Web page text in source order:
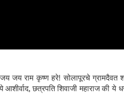
जय जय राम कृष्ण हरे! सोलापूरचे ग्रामदैवत
,छत्रपति शिवाजी महाराज की ये